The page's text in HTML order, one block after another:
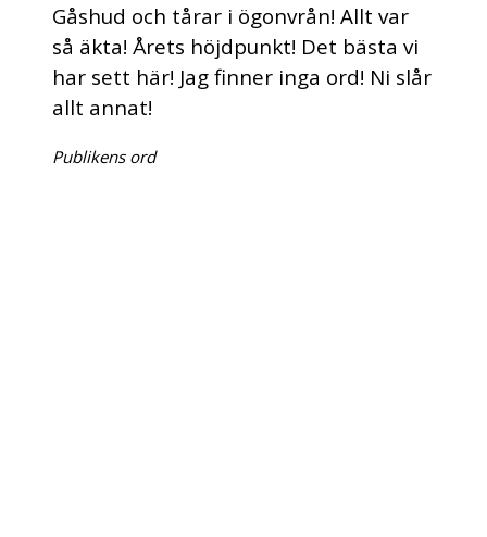
Gåshud och tårar i ögonvrån! Allt var
så äkta! Årets höjdpunkt! Det bästa vi
har sett här! Jag finner inga ord! Ni slår
allt annat!
Publikens ord